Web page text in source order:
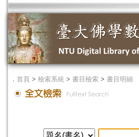
． 首頁 > 檢索系統 > 書目檢索 > 書目明細